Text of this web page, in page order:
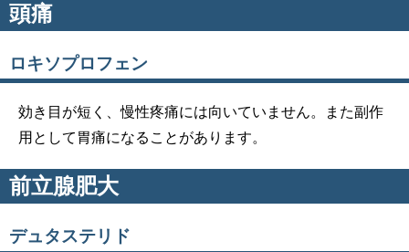
頭痛
ロキソプロフェン
効き目が短く、慢性疼痛には向いていません。また副作
用として胃痛になることがあります。
前立腺肥大
デュタステリド